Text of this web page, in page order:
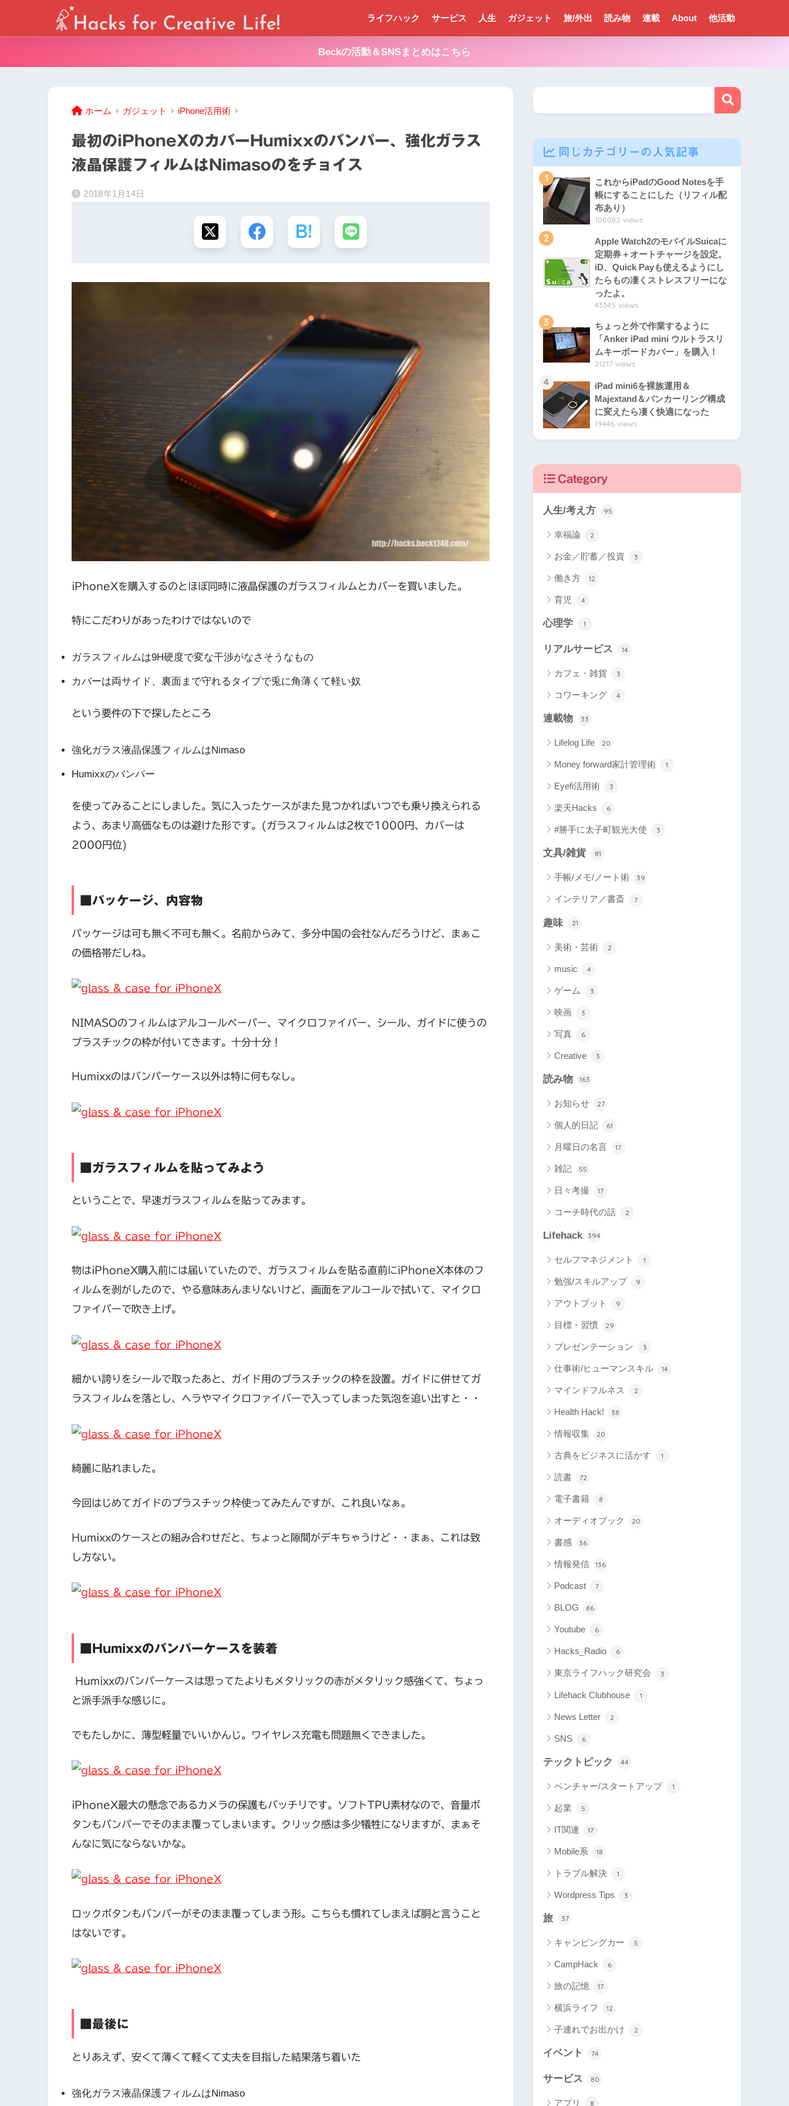
ライフハック サービス 人生 ガジェット 旅/外出 読み物 連載 About 他活動
Beckの活動＆SNSまとめはこちら
ホーム ガジェット iPhone活用術
最初のiPhoneXのカバーHumixxのバンパー、強化ガラス
液晶保護フィルムはNimasoのをチョイス
2018年1月14日
iPhoneXを購入するのとほぼ同時に液晶保護のガラスフィルムとカバーを買いました。
特にこだわりがあったわけではないので
ガラスフィルムは9H硬度で変な干渉がなさそうなもの
カバーは両サイド、裏面まで守れるタイプで兎に角薄くて軽い奴
という要件の下で探したところ
強化ガラス液晶保護フィルムはNimaso
Humixxのバンパー
を使ってみることにしました。気に入ったケースがまた見つかればいつでも乗り換えられる
よう、あまり高価なものは避けた形です。(ガラスフィルムは2枚で1000円、カバーは
2000円位)
■パッケージ、内容物
パッケージは可も無く不可も無く。名前からみて、多分中国の会社なんだろうけど、まぁこ
の価格帯だしね。
NIMASOのフィルムはアルコールペーパー、マイクロファイバー、シール、ガイドに使うの
プラスチックの枠が付いてきます。十分十分！
Humixxのはバンパーケース以外は特に何もなし。
■ガラスフィルムを貼ってみよう
ということで、早速ガラスフィルムを貼ってみます。
物はiPhoneX購入前には届いていたので、ガラスフィルムを貼る直前にiPhoneX本体のフ
ィルムを剥がしたので、やる意味あんまりないけど、画面をアルコールで拭いて、マイクロ
ファイバーで吹き上げ。
細かい誇りをシールで取ったあと、ガイド用のプラスチックの枠を設置。ガイドに併せてガ
ラスフィルムを落とし、ヘラやマイクロファイバーで入ってしまった気泡を追い出すと・・
綺麗に貼れました。
今回はじめてガイドのプラスチック枠使ってみたんですが、これ良いなぁ。
Humixxのケースとの組み合わせだと、ちょっと隙間がデキちゃうけど・・まぁ、これは致
し方ない。
■Humixxのバンパーケースを装着
Humixxのバンパーケースは思ってたよりもメタリックの赤がメタリック感強くて、ちょっ
と派手派手な感じに。
でもたしかに、薄型軽量でいいかんじ。ワイヤレス充電も問題無くできました。
iPhoneX最大の懸念であるカメラの保護もバッチリです。ソフトTPU素材なので、音量ボ
タンもバンパーでそのまま覆ってしまいます。クリック感は多少犠牲になりますが、まぁそ
んなに気にならないかな。
ロックボタンもバンパーがそのまま覆ってしまう形。こちらも慣れてしまえば胴と言うこと
はないです。
■最後に
とりあえず、安くて薄くて軽くて丈夫を目指した結果落ち着いた
強化ガラス液晶保護フィルムはNimaso
同じカテゴリーの人気記事
1
これからiPadのGood Notesを手
帳にすることにした（リフィル配
布あり）
100082 views
2
Apple Watch2のモバイルSuicaに
定期券＋オートチャージを設定。
iD、Quick Payも使えるようにし
たらもの凄くストレスフリーにな
ったよ。
43345 views
3
ちょっと外で作業するように
「Anker iPad mini ウルトラスリ
ムキーボードカバー」を購入！
21217 views
4
iPad mini6を裸族運用＆
Majextand＆バンカーリング構成
に変えたら凄く快適になった
19446 views
Category
人生/考え方 95
幸福論 2
お金／貯蓄／投資 3
働き方 12
育児 4
心理学 1
リアルサービス 14
カフェ・雑貨 3
コワーキング 4
連載物 33
Lifelog Life 20
Money forward家計管理術 1
Eyefi活用術 3
楽天Hacks 6
#勝手に太子町観光大使 3
文具/雑貨 81
手帳/メモ/ノート術 39
インテリア／書斎 7
趣味 21
美術・芸術 2
music 4
ゲーム 3
映画 3
写真 6
Creative 3
読み物 163
お知らせ 27
個人的日記 61
月曜日の名言 17
雑記 55
日々考撮 17
コーチ時代の話 2
Lifehack 394
セルフマネジメント 1
勉強/スキルアップ 9
アウトプット 9
目標・習慣 29
プレゼンテーション 3
仕事術/ヒューマンスキル 14
マインドフルネス 2
Health Hack! 38
情報収集 20
古典をビジネスに活かす 1
読書 72
電子書籍 8
オーディオブック 20
書感 36
情報発信 136
Podcast 7
BLOG 86
Youtube 6
Hacks_Radio 6
東京ライフハック研究会 3
Lifehack Clubhouse 1
News Letter 2
SNS 6
テックトピック 44
ベンチャー/スタートアップ 1
起業 5
IT関連 17
Mobile系 18
トラブル解決 1
Wordpress Tips 3
旅 37
キャンピングカー 5
CampHack 6
旅の記憶 17
横浜ライフ 12
子連れでお出かけ 2
イベント 74
サービス 80
アプリ 8